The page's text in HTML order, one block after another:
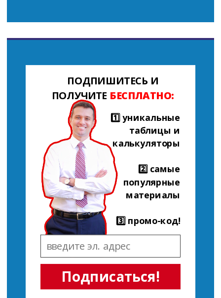
Подписаться!
ПОДПИШИТЕСЬ И
ПОЛУЧИТЕ БЕСПЛАТНО:
1️⃣ уникальные
таблицы и
калькуляторы
2️⃣ самые
популярные
материалы
3️⃣ промо-код!